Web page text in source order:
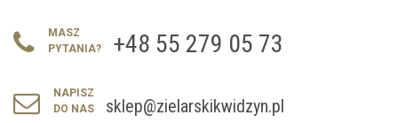
MASZ
PYTANIA?
+48 55 279 05 73
NAPISZ
DO NAS
sklep@zielarskikwidzyn.pl